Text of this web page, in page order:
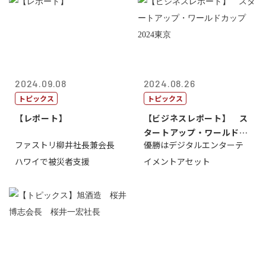
2024.09.08
トピックス
【レポート】
ファストリ柳井社長兼会長
ハワイで被災者支援
2024.08.26
トピックス
【ビジネスレポート】 ス
タートアップ・ワールドカ
ップ2024...
優勝はデジタルエンターテ
イメントアセット